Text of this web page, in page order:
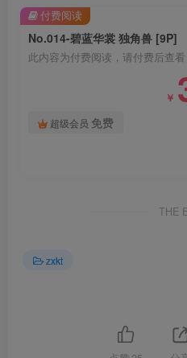
No.014-碧蓝华裳 独角兽 [9P]
此内容为付费阅读，请付费后查看
￥
超级会员 免费
付费阅读
THE
zxkt